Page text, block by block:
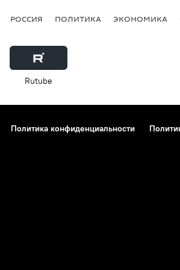
РОССИЯ ПОЛИТИКА ЭКОНОМИКА
Rutube
Политика конфиденциальности